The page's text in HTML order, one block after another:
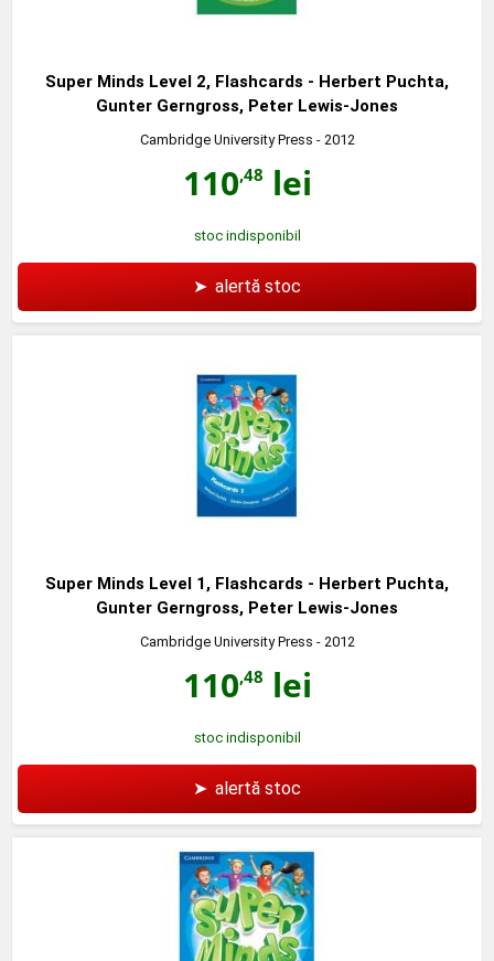
Super Minds Level 2, Flashcards - Herbert Puchta,
Gunter Gerngross, Peter Lewis-Jones
Cambridge University Press - 2012
110,48 lei
stoc indisponibil
➤ alertă stoc
Super Minds Level 1, Flashcards - Herbert Puchta,
Gunter Gerngross, Peter Lewis-Jones
Cambridge University Press - 2012
110,48 lei
stoc indisponibil
➤ alertă stoc